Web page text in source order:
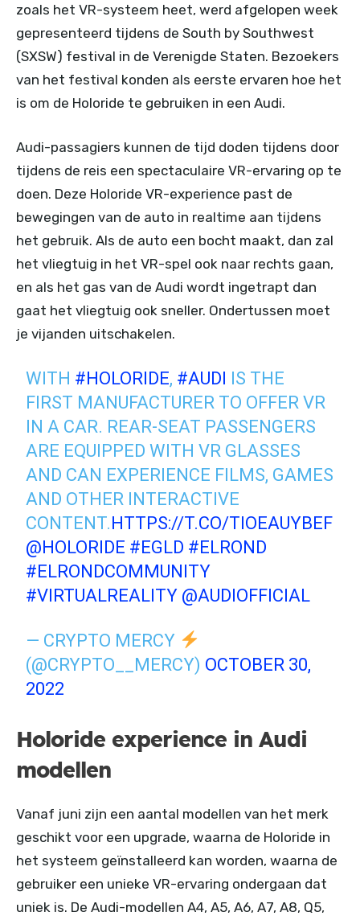
zoals het VR-systeem heet, werd afgelopen week
gepresenteerd tijdens de South by Southwest
(SXSW) festival in de Verenigde Staten. Bezoekers
van het festival konden als eerste ervaren hoe het
is om de Holoride te gebruiken in een Audi.
Audi-passagiers kunnen de tijd doden tijdens door
tijdens de reis een spectaculaire VR-ervaring op te
doen. Deze Holoride VR-experience past de
bewegingen van de auto in realtime aan tijdens
het gebruik. Als de auto een bocht maakt, dan zal
het vliegtuig in het VR-spel ook naar rechts gaan,
en als het gas van de Audi wordt ingetrapt dan
gaat het vliegtuig ook sneller. Ondertussen moet
je vijanden uitschakelen.
WITH #HOLORIDE, #AUDI IS THE
FIRST MANUFACTURER TO OFFER VR
IN A CAR. REAR-SEAT PASSENGERS
ARE EQUIPPED WITH VR GLASSES
AND CAN EXPERIENCE FILMS, GAMES
AND OTHER INTERACTIVE
CONTENT.HTTPS://T.CO/TIOEAUYBEF
@HOLORIDE #EGLD #ELROND
#ELRONDCOMMUNITY
#VIRTUALREALITY @AUDIOFFICIAL
— CRYPTO MERCY
(@CRYPTO__MERCY) OCTOBER 30,
2022
Holoride experience in Audi
modellen
Vanaf juni zijn een aantal modellen van het merk
geschikt voor een upgrade, waarna de Holoride in
het systeem geïnstalleerd kan worden, waarna de
gebruiker een unieke VR-ervaring ondergaan dat
uniek is. De Audi-modellen A4, A5, A6, A7, A8, Q5,